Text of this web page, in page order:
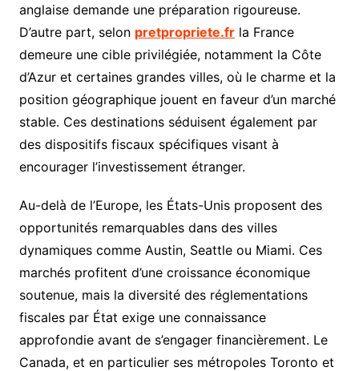
anglaise demande une préparation rigoureuse.
D’autre part, selon pretpropriete.frla France
demeure une cible privilégiée, notamment la Côte
d’Azur et certaines grandes villes, où le charme et la
position géographique jouent en faveur d’un marché
stable. Ces destinations séduisent également par
des dispositifs fiscaux spécifiques visant à
encourager l’investissement étranger.
Au-delà de l’Europe, les États-Unis proposent des
opportunités remarquables dans des villes
dynamiques comme Austin, Seattle ou Miami. Ces
marchés profitent d’une croissance économique
soutenue, mais la diversité des réglementations
fiscales par État exige une connaissance
approfondie avant de s’engager financièrement. Le
Canada, et en particulier ses métropoles Toronto et